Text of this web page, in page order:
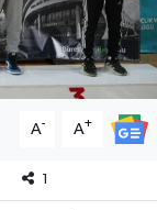
A- A+
1